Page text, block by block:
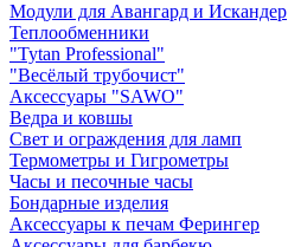
Модули для Авангард и Искандер
Теплообменники
"Tytan Professional"
"Весёлый трубочист"
Аксессуары "SAWO"
Ведра и ковшы
Свет и ограждения для ламп
Термометры и Гигрометры
Часы и песочные часы
Бондарные изделия
Аксессуары к печам Ферингер